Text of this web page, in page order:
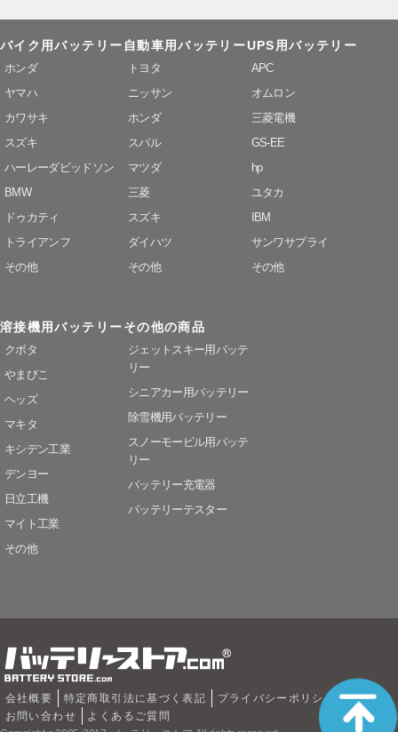
バイク用バッテリー
ホンダ
ヤマハ
カワサキ
スズキ
ハーレーダビッドソン
BMW
ドゥカティ
トライアンフ
その他
自動車用バッテリー
トヨタ
ニッサン
ホンダ
スバル
マツダ
三菱
スズキ
ダイハツ
その他
UPS用バッテリー
APC
オムロン
三菱電機
GS-EE
hp
ユタカ
IBM
サンワサプライ
その他
溶接機用バッテリー
クボタ
やまびこ
ヘッズ
マキタ
キシデン工業
デンヨー
日立工機
マイト工業
その他
その他の商品
ジェットスキー用バッテ
リー
シニアカー用バッテリー
除雪機用バッテリー
スノーモービル用バッテ
リー
バッテリー充電器
バッテリーテスター
会社概要 特定商取引法に基づく表記
プライバシーポリシー
お問い合わせ
よくあるご質問